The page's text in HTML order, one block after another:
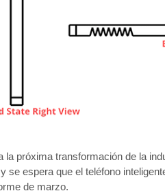
la próxima transformación de la
espera que el teléfono
de marzo.